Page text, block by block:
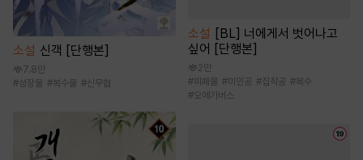
소설 신객 [단행본]
7.8만
#성장물 #복수물 #신무협
소설 [BL] 너에게서 벗어나고
싶어 [단행본]
2만
#피폐물 #미인공 #집착공 #복수
#오메가버스